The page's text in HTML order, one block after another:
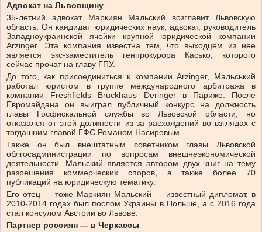
Адвокат на Львовщину
35-летний адвокат Маркиян Мальский возглавит Львовскую
область. Он кандидат юридических наук, адвокат, руководитель
Западноукраинской ячейки крупной юридической компании
Arzinger. Эта компания известна тем, что выходцем из нее
является экс-заместитель генпрокурора Касько, которого
сейчас прочат на главу ГПУ.
До того, как присоединиться к компании Arzinger, Мальський
работал юристом в группе международного арбитража в
компании Freshfields Bruckhaus Deringer в Париже. После
Евромайдана он выиграл публичный конкурс на должность
главы Госфискальной службы во Львовской области, но
отказался от этой должности из-за расхождений во взглядах с
тогдашним главой ГФС Романом Насировым.
Также он был внештатным советником главы Львовской
облгосадминистрации по вопросам внешнеэкономической
деятельности. Мальский является автором двух книг на тему
разрешения коммерческих споров, а также более 70
публикаций на юридическую тематику.
Его отец — тоже Маркиян Мальский — известный дипломат, в
2010-2014 годах был послом Украины в Польше, а с 2016 года
стал консулом Австрии во Львове.
Партнер россиян — в Черкассы